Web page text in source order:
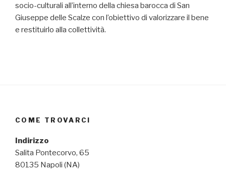
socio-culturali all’interno della chiesa barocca di San
Giuseppe delle Scalze con l’obiettivo di valorizzare il bene
e restituirlo alla collettività.
COME TROVARCI
Indirizzo
Salita Pontecorvo, 65
80135 Napoli (NA)